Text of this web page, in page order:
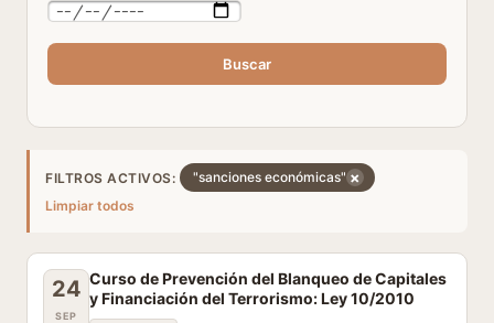
Buscar
FILTROS ACTIVOS: "sanciones económicas" ×
Limpiar todos
24
SEP
Curso de Prevención del Blanqueo de Capitales
y Financiación del Terrorismo: Ley 10/2010